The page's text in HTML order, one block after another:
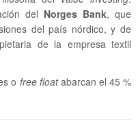
del Norges Bank, que
del país nórdico, y de
de la empresa textil
o free floatabarcan el 45 %